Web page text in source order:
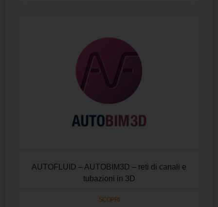
AUTOFLUID – AUTOBIM3D – reti di canali e
tubazioni in 3D
SCOPRI